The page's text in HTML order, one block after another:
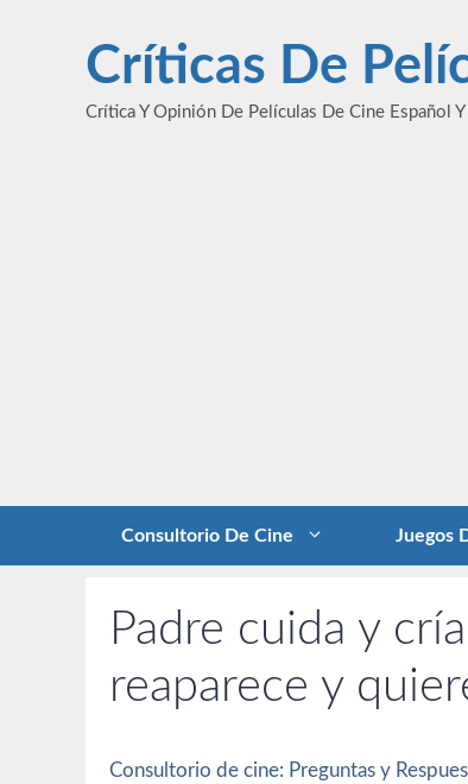
contenidoCríticas De
Crítica Y Opinión De Películas De Cine Español
Consultorio De Cine Juegos
Padre cuida y
reaparece y
Consultorio de cine: Preguntas y